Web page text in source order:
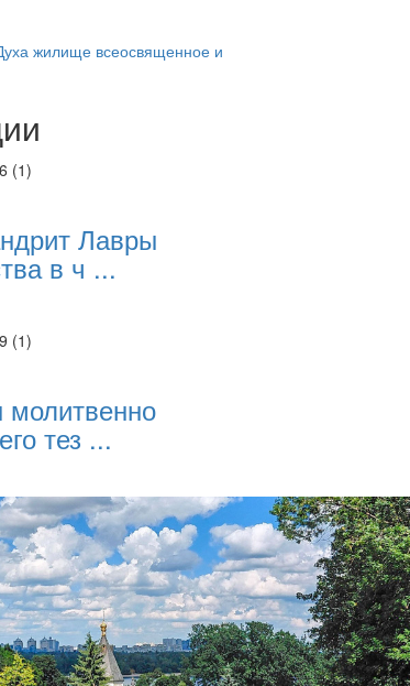
жилище всеосвященное и
Лавры
в ч ...
тез ...